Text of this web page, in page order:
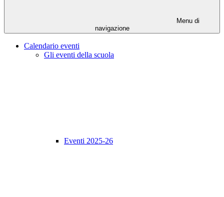
Menu di
navigazione
Calendario eventi
Gli eventi della scuola
Eventi 2025-26